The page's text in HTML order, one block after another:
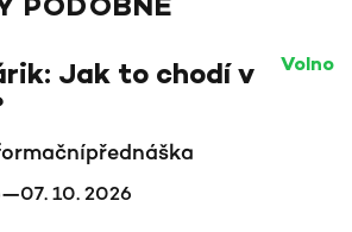
PODOBNÉ
Jak to chodí v
Volno
přednáška
10. 2026